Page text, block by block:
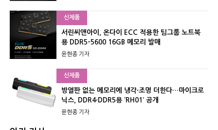
신제품
서린씨앤아이, 온다이 ECC 적용한 팀그룹 노트북
용 DDR5-5600 16GB 메모리 발매
윤현종 기자
신제품
방열판 없는 메모리에 냉각·조명 더한다…마이크로
닉스, DDR4·DDR5용 ‘RH01’ 공개
윤현종 기자